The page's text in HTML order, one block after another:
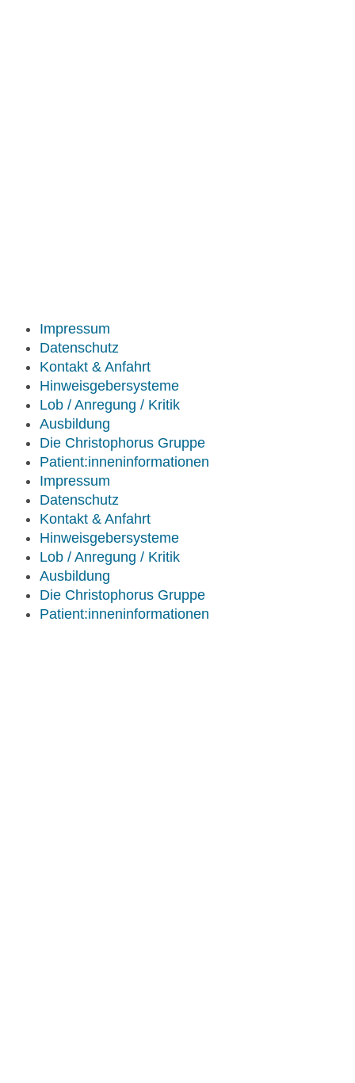
Impressum
Datenschutz
Kontakt & Anfahrt
Hinweisgebersysteme
Lob / Anregung / Kritik
Ausbildung
Die Christophorus Gruppe
Patient:inneninformationen
Impressum
Datenschutz
Kontakt & Anfahrt
Hinweisgebersysteme
Lob / Anregung / Kritik
Ausbildung
Die Christophorus Gruppe
Patient:inneninformationen